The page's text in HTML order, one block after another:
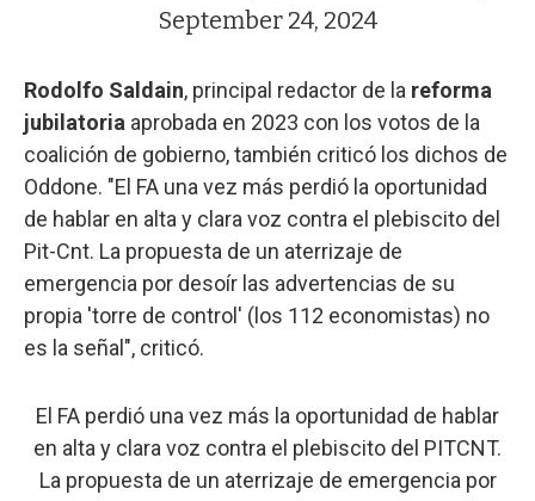
September 24, 2024
Rodolfo Saldain, principal redactor de la reforma
jubilatoria aprobada en 2023 con los votos de la
coalición de gobierno, también criticó los dichos de
Oddone. "El FA una vez más perdió la oportunidad
de hablar en alta y clara voz contra el plebiscito del
Pit-Cnt. La propuesta de un aterrizaje de
emergencia por desoír las advertencias de su
propia 'torre de control' (los 112 economistas) no
es la señal", criticó.
El FA perdió una vez más la oportunidad de hablar
en alta y clara voz contra el plebiscito del PITCNT.
La propuesta de un aterrizaje de emergencia por